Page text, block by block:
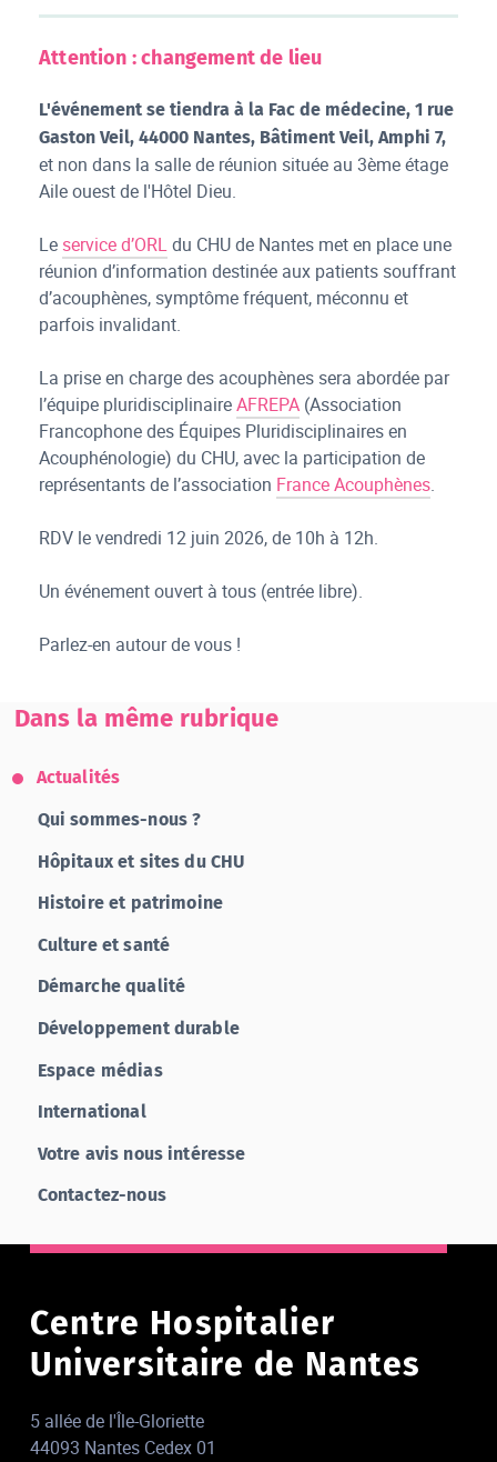
Attention : changement de lieu
L'événement se tiendra à la Fac de médecine, 1 rue
Gaston Veil, 44000 Nantes, Bâtiment Veil, Amphi 7,
et non dans la salle de réunion située au 3ème étage
Aile ouest de l'Hôtel Dieu.
Le service d’ORLdu CHU de Nantes met en place une
réunion d’information destinée aux patients souffrant
d’acouphènes, symptôme fréquent, méconnu et
parfois invalidant.
La prise en charge des acouphènes sera abordée par
l’équipe pluridisciplinaireAFREPA (Association
Francophone des Équipes Pluridisciplinaires en
Acouphénologie) du CHU, avec la participation de
représentants de l’association France Acouphènes.
RDV le vendredi 12 juin 2026, de 10h à 12h.
Un événement ouvert à tous (entrée libre).
Parlez-en autour de vous !
Dans la même rubrique
Actualités
Qui sommes-nous ?
Hôpitaux et sites du CHU
Histoire et patrimoine
Culture et santé
Démarche qualité
Développement durable
Espace médias
International
Votre avis nous intéresse
Contactez-nous
Centre Hospitalier
Universitaire de Nantes
5 allée de l'Île-Gloriette
44093 Nantes Cedex 01